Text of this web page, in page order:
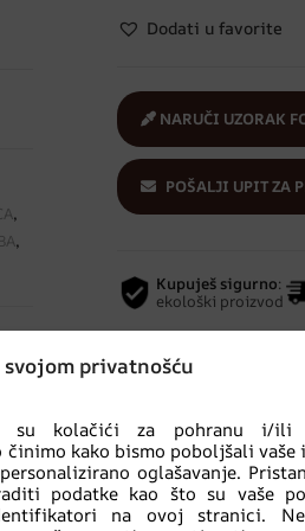
privatnošću
su kolačići za pohranu i/ili
kako bismo poboljšali vaše
oglašavanje.
podatke kao što su vaše
na ovoj stranici.
,
,
Dodati u favorite
NARUČI UZORAK
POŠALJI UPIT ZA
Kupuješ sigurno:
ekološki proizvod
proizvodi